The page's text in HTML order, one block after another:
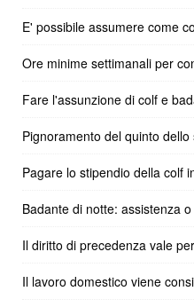
E' possibile assumere come
Ore minime settimanali per
Fare l'assunzione di colf e
Pignoramento del quinto
Pagare lo stipendio della colf
Badante di notte: assistenza
Il diritto di precedenza vale
Il lavoro domestico viene